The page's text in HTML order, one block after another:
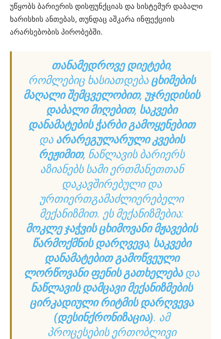
უწყობს ბარიერის დისფუნქციას და სისტემურ დაბალი
ხარისხის ანთებას, თუნდაც აშკარა ინფექციის
არარსებობის პირობებში.
ᲗᲐᲜᲐᲛᲔᲓᲠᲝᲕᲔ ᲓᲘᲔᲢᲔᲑᲘ,
ᲠᲝᲛᲚᲔᲑᲘᲪ ᲮᲐᲡᲘᲐᲗᲓᲔᲑᲐ ᲪᲮᲘᲛᲔᲑᲘᲡ
ᲛᲐᲦᲐᲚᲘ ᲨᲔᲛᲪᲕᲔᲚᲝᲑᲘᲗ, ᲣᲯᲠᲔᲓᲘᲡᲘᲡ
ᲓᲐᲑᲐᲚᲘ ᲛᲘᲦᲔᲑᲘᲗ, ᲡᲐᲙᲕᲔᲑᲘ
ᲓᲐᲜᲐᲛᲐᲢᲔᲑᲘᲡ ᲭᲐᲠᲑᲘ ᲒᲐᲛᲝᲧᲔᲜᲔᲑᲘᲗ
ᲓᲐ ᲐᲠᲐᲠᲔᲒᲣᲚᲐᲠᲣᲚᲘ ᲙᲕᲔᲑᲘᲡ
ᲠᲔᲟᲘᲛᲘᲗ, ᲜᲐᲬᲚᲐᲕᲘᲡ ᲑᲐᲠᲘᲔᲠᲡ
ᲐᲖᲘᲐᲜᲔᲑᲡ ᲡᲐᲛᲘ ᲔᲠᲗᲛᲐᲜᲔᲗᲗᲐᲜ
ᲓᲐᲙᲐᲕᲨᲘᲠᲔᲑᲣᲚᲘ ᲓᲐ
ᲣᲠᲗᲘᲔᲠᲗᲒᲐᲛᲐᲫᲚᲘᲔᲠᲔᲑᲔᲚᲘ
ᲛᲔᲥᲐᲜᲘᲖᲛᲘᲗ. ᲔᲡ ᲛᲔᲥᲐᲜᲘᲖᲛᲔᲑᲘᲐ:
ᲛᲝᲙᲚᲔ ᲯᲐᲭᲕᲘᲡ ᲪᲮᲘᲛᲝᲕᲐᲜᲘ ᲛᲟᲐᲕᲔᲑᲘᲡ
ᲬᲐᲠᲛᲝᲥᲛᲜᲘᲡ ᲓᲐᲠᲦᲕᲔᲕᲐ, ᲡᲐᲙᲕᲔᲑᲘ
ᲓᲐᲜᲐᲛᲐᲢᲔᲑᲘᲗ ᲒᲐᲛᲝᲬᲕᲔᲣᲚᲘ
ᲚᲝᲠᲬᲝᲕᲐᲜᲘ ᲤᲔᲜᲘᲡ ᲒᲐᲗᲮᲔᲚᲔᲑᲐᲓᲐ
ᲜᲐᲬᲚᲐᲕᲘᲡ ᲓᲐᲛᲪᲐᲕᲘ ᲛᲔᲥᲐᲜᲘᲖᲛᲔᲑᲘᲡ
ᲪᲘᲠᲙᲐᲓᲘᲣᲚᲘ ᲠᲘᲢᲛᲘᲡ ᲓᲐᲠᲦᲕᲔᲕᲐ
(ᲓᲔᲡᲘᲜᲥᲠᲝᲜᲘᲖᲐᲪᲘᲐ). ᲐᲛ
ᲞᲠᲝᲪᲔᲡᲔᲑᲘᲡ ᲔᲠᲗᲝᲑᲚᲘᲕᲘ